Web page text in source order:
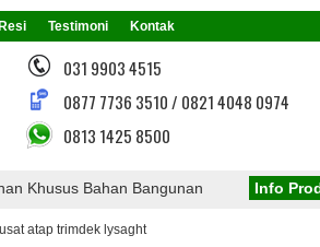
Testimoni Kontak
031 9903 4515
0877 7736 3510 / 0821 4048 0974
0813 1425 8500
Khusus Bahan Bangunan Info Produk
atap trimdek lysaght